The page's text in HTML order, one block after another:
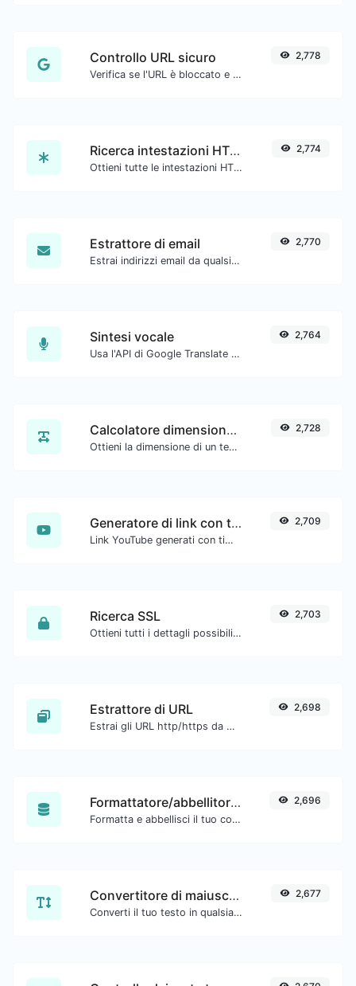
Controllo URL sicuro
Verifica se l'URL è bloccato e contrassegnato come sicuro/non sicuro da Google.
2,778
Ricerca intestazioni HTTP
Ottieni tutte le intestazioni HTTP che un URL restituisce per una tipica richiesta GET.
2,774
Estrattore di email
Estrai indirizzi email da qualsiasi tipo di contenuto testuale.
2,770
Sintesi vocale
Usa l'API di Google Translate per generare audio di sintesi vocale.
2,764
Calcolatore dimensione testo
Ottieni la dimensione di un testo in Byte (B), Kilobyte (KB) o Megabyte (MB).
2,728
Generatore di link con timestamp di YouTube
Link YouTube generati con timestamp di inizio esatto, utili per gli utenti mobili.
2,709
Ricerca SSL
Ottieni tutti i dettagli possibili su un certificato SSL.
2,703
Estrattore di URL
Estrai gli URL http/https da qualsiasi tipo di contenuto testuale.
2,698
Formattatore/abbellitore SQL
Formatta e abbellisci il tuo codice SQL con facilità.
2,696
Convertitore di maiuscole/minuscole
Converti il tuo testo in qualsiasi tipo di formato, come minuscolo, MAIUSCOLO, camelCase...etc.
2,677